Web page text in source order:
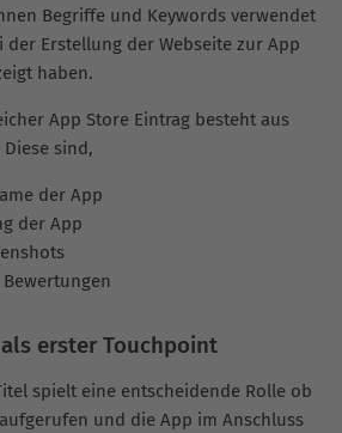
Begriffe und Keywords verwendet
Erstellung der Webseite zur App
haben.
App Store Eintrag besteht aus
sind,
der App
der App
erster Touchpoint
spielt eine entscheidende Rolle ob
und die App im Anschluss